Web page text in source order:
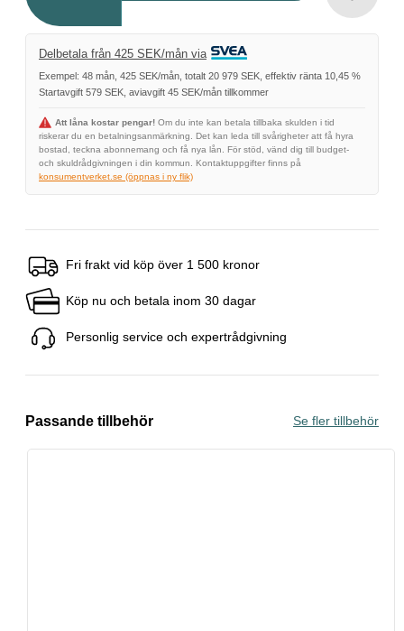
Delbetala från 425 SEK/mån via
Exempel: 48 mån, 425 SEK/mån, totalt 20 979 SEK, effektiv ränta 10,45 %
Startavgift 579 SEK, aviavgift 45 SEK/mån tillkommer
Att låna kostar pengar! Om du inte kan betala tillbaka skulden i tid
riskerar du en betalningsanmärkning. Det kan leda till svårigheter att få hyra
bostad, teckna abonnemang och få nya lån. För stöd, vänd dig till budget-
och skuldrådgivningen i din kommun. Kontaktuppgifter finns på
konsumentverket.se (öppnas i ny flik)
Fri frakt vid köp över 1 500 kronor
Köp nu och betala inom 30 dagar
Personlig service och expertrådgivning
Passande tillbehör Se fler tillbehör